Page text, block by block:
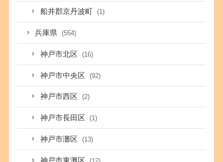
船井郡京丹波町 (1)
兵庫県 (554)
神戸市北区 (16)
神戸市中央区 (92)
神戸市西区 (2)
神戸市長田区 (1)
神戸市灘区 (13)
神戸市東灘区